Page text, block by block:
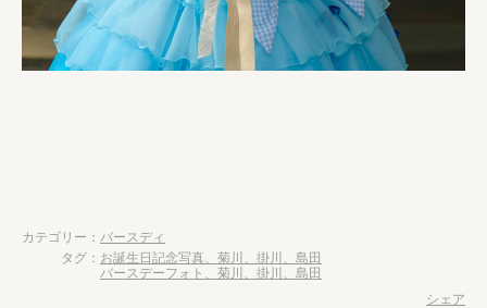
カテゴリー： バースディ
タグ： お誕生日記念写真、菊川、掛川、島田
バースデーフォト、菊川、掛川、島田
シェア